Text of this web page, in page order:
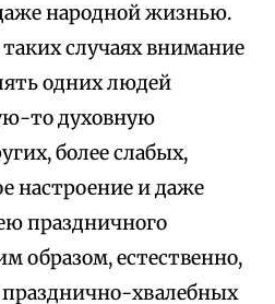
народной жизнью.
случаях внимание
одних людей
то духовную
более слабых,
настроение и даже
праздничного
образом, естественно,
хвалебных